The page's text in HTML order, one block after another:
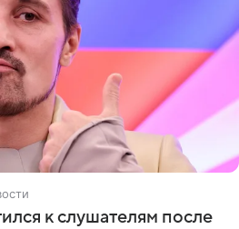
к слушателям после